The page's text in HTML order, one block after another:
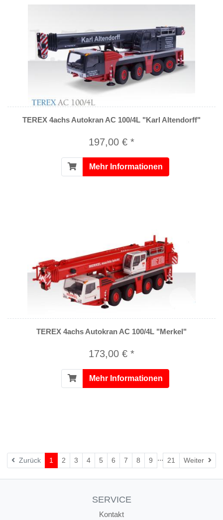
TEREX 4achs Autokran AC 100/4L "Karl Altendorff"
197,00 € *
Mehr Informationen
TEREX 4achs Autokran AC 100/4L "Merkel"
173,00 € *
Mehr Informationen
Zurück 1 2 3 4 5 6 7 8 9 ... 21 Weiter
SERVICE
Kontakt